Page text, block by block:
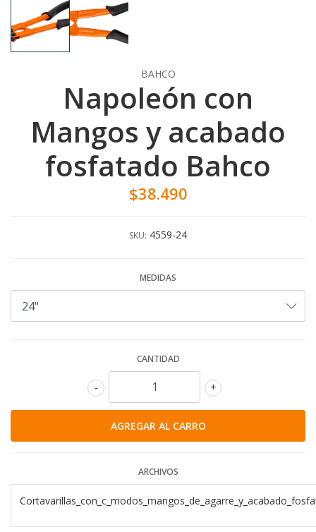
BAHCO
Napoleón con
Mangos y acabado
fosfatado Bahco
$38.490
SKU: 4559-24
MEDIDAS
CANTIDAD
+
-
ARCHIVOS